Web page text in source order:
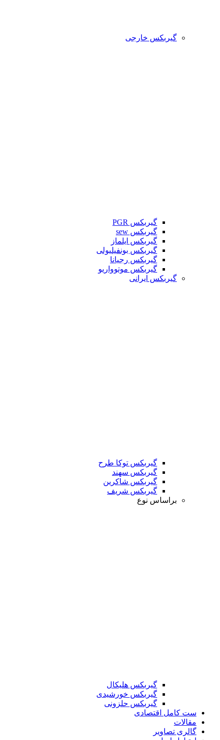
گیربکس خارجی
گیربکس PGR
گیربکس sew
گیربکس ایلماز
گیربکس بونفیلیولی
گیربکس رجیانا
گیربکس موتوواریو
گیربکس ایرانی
گیربکس توکا طرح
گیربکس سهند
گیربکس شاکرین
گیربکس شریف
براساس نوع
گیربکس هلیکال
گیربکس خورشیدی
گیربکس حلزونی
ست کامل اقتصادی
مقالات
گالری تصاویر